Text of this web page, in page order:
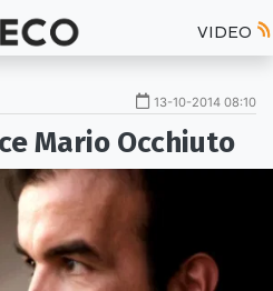
VIDEO
13-10-2014 08:10
Mario Occhiuto